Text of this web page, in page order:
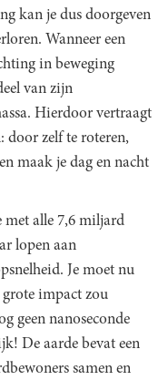
kan je dus doorgeven
Wanneer een
in beweging
van zijn
Hierdoor vertraagt
door zelf te roteren,
maak je dag en nacht
met alle 7,6 miljard
lopen aan
Je moet nu
grote impact zou
geen nanoseconde
De aarde bevat een
samen en